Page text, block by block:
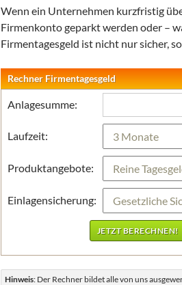
Wenn ein Unternehmen kurzfristig
Firmenkonto geparkt werden oder –
Firmentagesgeld ist nicht nur sicher,
Rechner Firmentagesgeld
Anlagesumme:
Laufzeit:
Produktangebote:
Einlagensicherung:
Hinweis: Der Rechner bildet alle von uns